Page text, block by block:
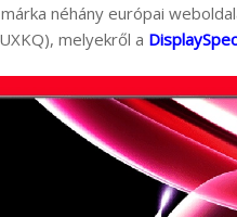
néhány európai
melyekről a